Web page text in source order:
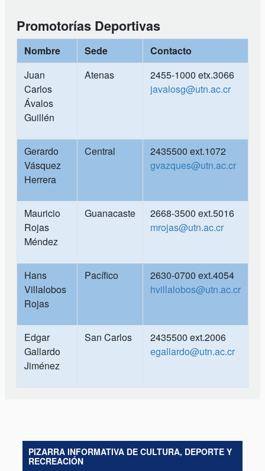
Promotorías Deportivas
Nombre Sede
Contacto
Juan
Carlos
Ávalos
Guillén
Atenas
2455-1000 etx.3066
javalosg@utn.ac.cr
Gerardo
Vásquez
Herrera
Central
2435500 ext.1072
gvazques@utn.ac.cr
Mauricio
Rojas
Méndez
Guanacaste
2668-3500 ext.5016
mrojas@utn.ac.cr
Hans
Villalobos
Rojas
Pacífico
2630-0700 ext.4054
hvillalobos@utn.ac.cr
Edgar
Gallardo
Jiménez
San Carlos
2435500 ext.2006
egallardo@utn.ac.cr
PIZARRA INFORMATIVA DE CULTURA, DEPORTE Y
RECREACIÓN